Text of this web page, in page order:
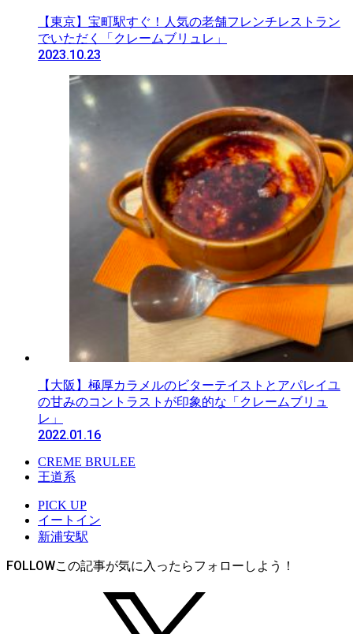
【東京】宝町駅すぐ！人気の老舗フレンチレストラン
でいただく「クレームブリュレ」
2023.10.23
【大阪】極厚カラメルのビターテイストとアパレイユ
の甘みのコントラストが印象的な「クレームブリュ
レ」
2022.01.16
CREME BRULEE
王道系
PICK UP
イートイン
新浦安駅
FOLLOW